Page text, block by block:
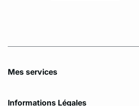
Mes services
Informations Légales